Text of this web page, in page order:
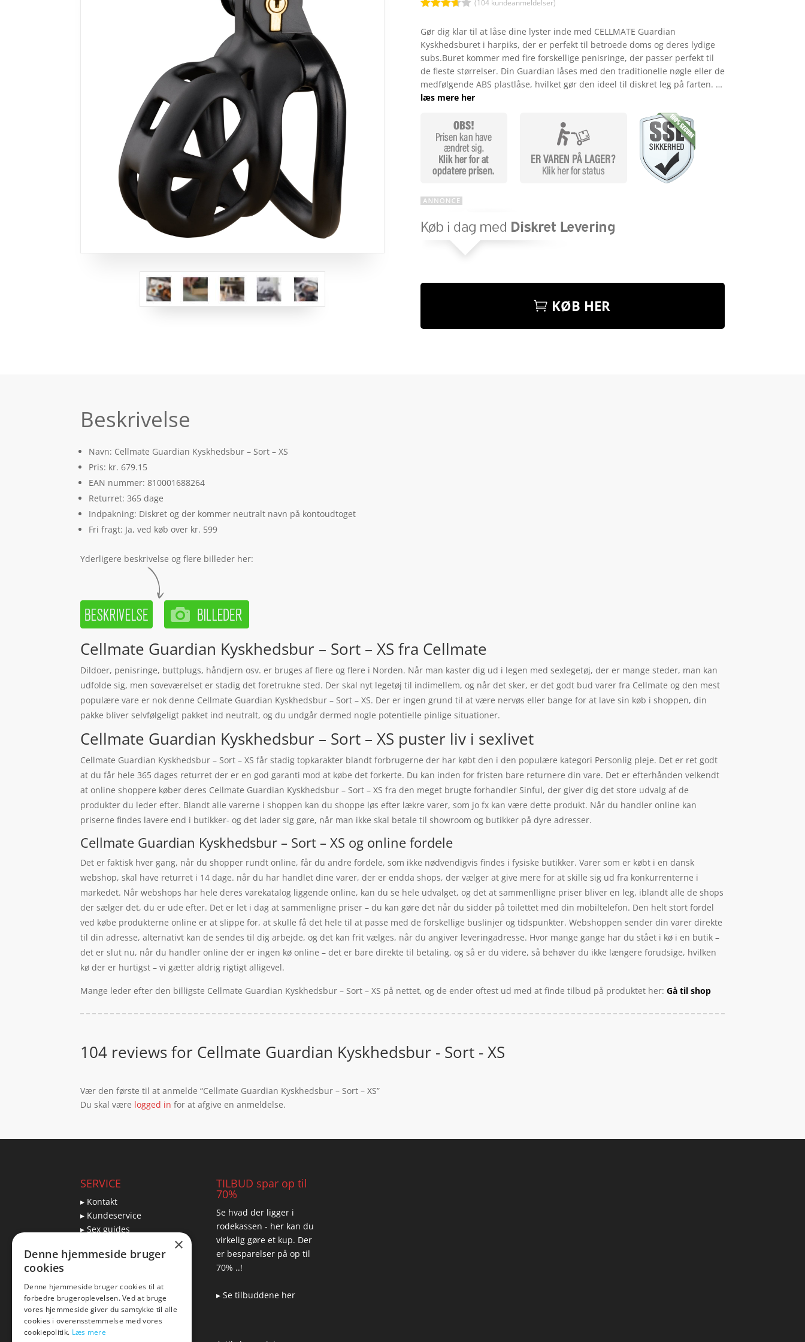
kr. 799,00.
3.6ud
af 5
baseret
på
kundebed
ømmels
er
(104kundeanmeldelser)
Gør dig klar til at låse dine lyster inde med CELLMATE Guardian
Kyskhedsburet i harpiks, der er perfekt til betroede doms og deres lydige
subs.Buret kommer med fire forskellige penisringe, der passer perfekt til
de fleste størrelser. Din Guardian låses med den traditionelle nøgle eller de
medfølgende ABS plastlåse, hvilket gør den ideel til diskret leg på farten. …
læs mere her
KØB HER
Beskrivelse
Navn: Cellmate Guardian Kyskhedsbur – Sort – XS
Pris: kr. 679.15
EAN nummer: 810001688264
Returret: 365 dage
Indpakning: Diskret og der kommer neutralt navn på kontoudtoget
Fri fragt: Ja, ved køb over kr. 599
Yderligere beskrivelse og flere billeder her:
Cellmate Guardian Kyskhedsbur – Sort – XS fra Cellmate
Dildoer, penisringe, buttplugs, håndjern osv. er bruges af flere og flere i Norden. Når man kaster dig ud i legen med sexlegetøj, der er mange steder, man kan
udfolde sig, men soveværelset er stadig det foretrukne sted. Der skal nyt legetøj til indimellem, og når det sker, er det godt bud varer fra Cellmate og den mest
populære vare er nok denne Cellmate Guardian Kyskhedsbur – Sort – XS. Der er ingen grund til at være nervøs eller bange for at lave sin køb i shoppen, din
pakke bliver selvfølgeligt pakket ind neutralt, og du undgår dermed nogle potentielle pinlige situationer.
Cellmate Guardian Kyskhedsbur – Sort – XS puster liv i sexlivet
Cellmate Guardian Kyskhedsbur – Sort – XS får stadig topkarakter blandt forbrugerne der har købt den i den populære kategori Personlig pleje. Det er ret godt
at du får hele 365 dages returret der er en god garanti mod at købe det forkerte. Du kan inden for fristen bare returnere din vare. Det er efterhånden velkendt
at online shoppere køber deres Cellmate Guardian Kyskhedsbur – Sort – XS fra den meget brugte forhandler Sinful, der giver dig det store udvalg af de
produkter du leder efter. Blandt alle varerne i shoppen kan du shoppe løs efter lækre varer, som jo fx kan være dette produkt. Når du handler online kan
priserne findes lavere end i butikker- og det lader sig gøre, når man ikke skal betale til showroom og butikker på dyre adresser.
Cellmate Guardian Kyskhedsbur – Sort – XS og online fordele
Det er faktisk hver gang, når du shopper rundt online, får du andre fordele, som ikke nødvendigvis findes i fysiske butikker. Varer som er købt i en dansk
webshop, skal have returret i 14 dage. når du har handlet dine varer, der er endda shops, der vælger at give mere for at skille sig ud fra konkurrenterne i
markedet. Når webshops har hele deres varekatalog liggende online, kan du se hele udvalget, og det at sammenlligne priser bliver en leg, iblandt alle de shops
der sælger det, du er ude efter. Det er let i dag at sammenligne priser – du kan gøre det når du sidder på toilettet med din mobiltelefon. Den helt stort fordel
ved købe produkterne online er at slippe for, at skulle få det hele til at passe med de forskellige buslinjer og tidspunkter. Webshoppen sender din varer direkte
til din adresse, alternativt kan de sendes til dig arbejde, og det kan frit vælges, når du angiver leveringadresse. Hvor mange gange har du stået i kø i en butik –
det er slut nu, når du handler online der er ingen kø online – det er bare direkte til betaling, og så er du videre, så behøver du ikke længere forudsige, hvilken
kø der er hurtigst – vi gætter aldrig rigtigt alligevel.
Mange leder efter den billigste Cellmate Guardian Kyskhedsbur – Sort – XS på nettet, og de ender oftest ud med at finde tilbud på produktet her:Gå til shop
104 reviews for Cellmate Guardian Kyskhedsbur - Sort - XS
Vær den første til at anmelde “Cellmate Guardian Kyskhedsbur – Sort – XS”
Du skal være logged in for at afgive en anmeldelse.
SERVICE
▸ Kontakt
▸ Kundeservice
▸ Sex guides
▸ Returnering
Blog
Pris, kvalitet & sexlegetøj
– hvordan hænger det
TILBUD spar op til
70%
Se hvad der ligger i
rodekassen - her kan du
virkelig gøre et kup. Der
er besparelser på op til
70% ..!
▸ Se tilbuddene her
×
Denne hjemmeside bruger
cookies
Denne hjemmeside bruger cookies til at
forbedre brugeroplevelsen. Ved at bruge
vores hjemmeside giver du samtykke til alle
cookies i overensstemmelse med vores
cookiepolitik. Læs mere